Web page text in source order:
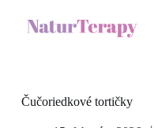
Čučoriedkové tortičky